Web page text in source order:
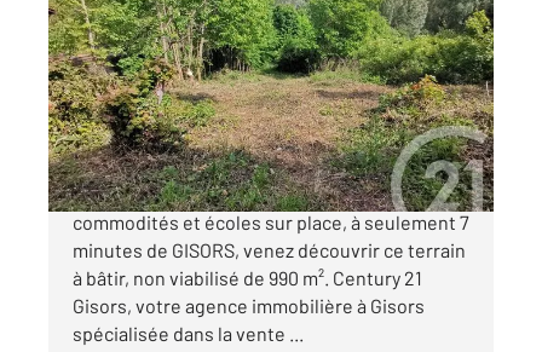
990 m2
Ref : 676980
Terrain à vendre
48 000 €
Situé dans un village recherché, avec
commodités et écoles sur place, à seulement 7
minutes de GISORS, venez découvrir ce terrain
à bâtir, non viabilisé de 990 m². Century 21
Gisors, votre agence immobilière à Gisors
spécialisée dans la vente ...